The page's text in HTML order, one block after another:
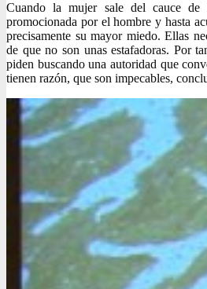
Cuando la mujer sale del cauce de
promocionada por el hombre y hasta
precisamente su mayor miedo. Ellas
de que no son unas estafadoras. Por
piden buscando una autoridad que
tienen razón, que son impecables,